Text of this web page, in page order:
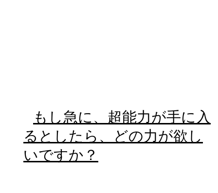
もし急に、超能力が手に入
るとしたら、どの力が欲し
いですか？